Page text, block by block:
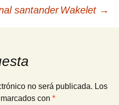
santanderWakelet →
no será publicada. Los
con *